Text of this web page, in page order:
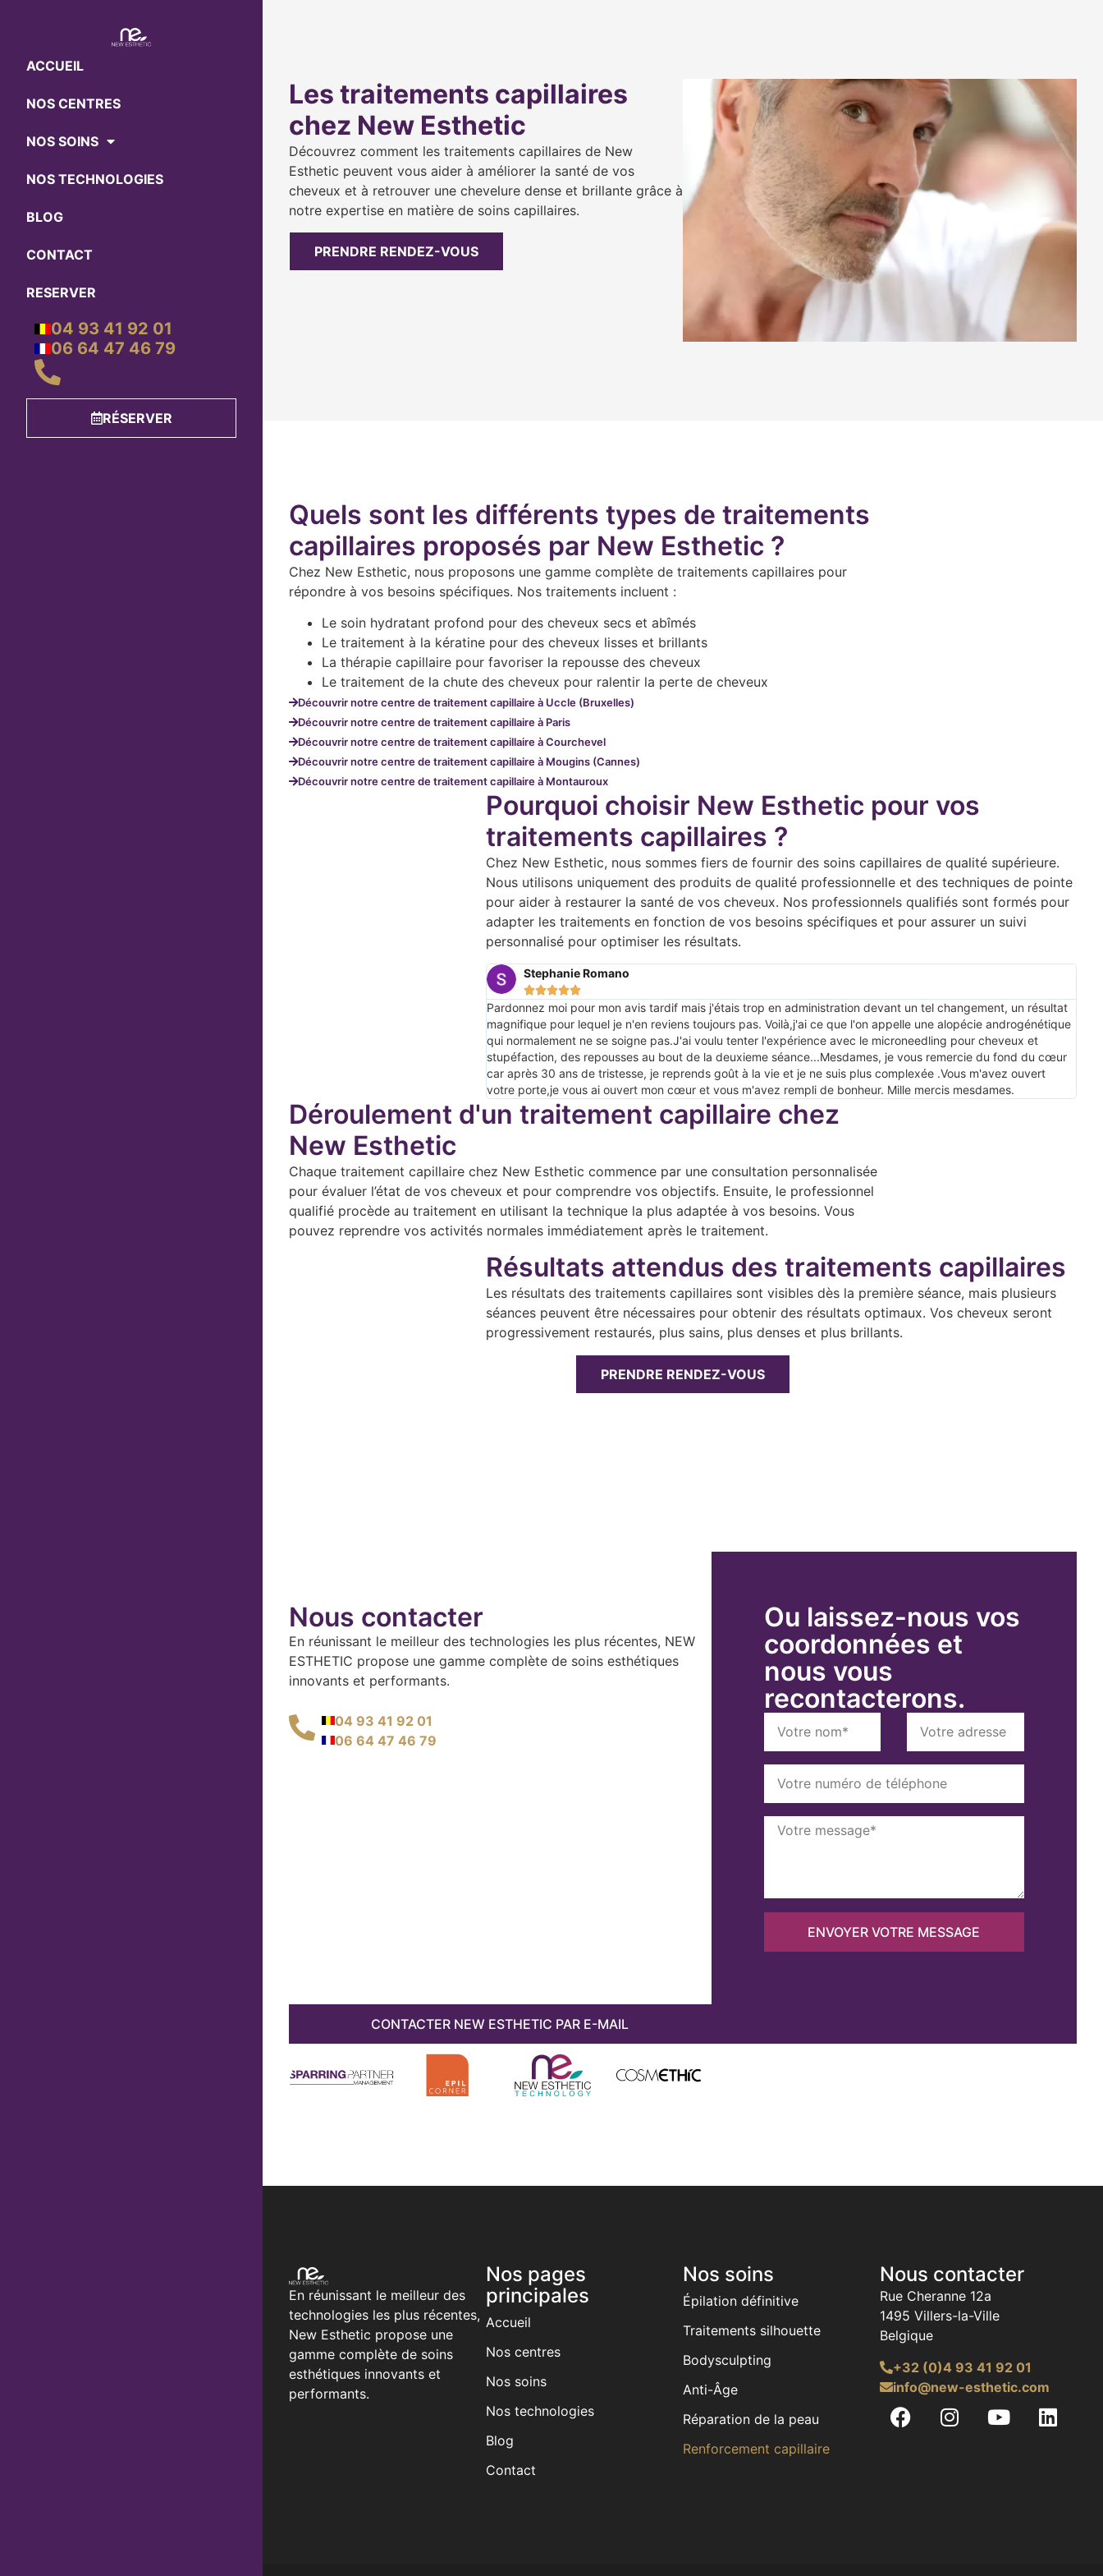
ACCUEIL
NOS CENTRES
NOS SOINS
NOS TECHNOLOGIES
BLOG
CONTACT
RESERVER
04 93 41 92 01
06 64 47 46 79
RÉSERVER
Les traitements capillaires
chez New Esthetic
Découvrez comment les traitements capillaires de New
Esthetic peuvent vous aider à améliorer la santé de vos
cheveux et à retrouver une chevelure dense et brillante grâce à
notre expertise en matière de soins capillaires.
PRENDRE RENDEZ-VOUS
Quels sont les différents types de traitements
capillaires proposés par New Esthetic ?
Chez New Esthetic, nous proposons une gamme complète de traitements capillaires pour
répondre à vos besoins spécifiques. Nos traitements incluent :
Le soin hydratant profond pour des cheveux secs et abîmés
Le traitement à la kératine pour des cheveux lisses et brillants
La thérapie capillaire pour favoriser la repousse des cheveux
Le traitement de la chute des cheveux pour ralentir la perte de cheveux
Découvrir notre centre de traitement capillaire à Uccle (Bruxelles)
Découvrir notre centre de traitement capillaire à Paris
Découvrir notre centre de traitement capillaire à Courchevel
Découvrir notre centre de traitement capillaire à Mougins (Cannes)
Découvrir notre centre de traitement capillaire à Montauroux
Pourquoi choisir New Esthetic pour vos
traitements capillaires ?
Chez New Esthetic, nous sommes fiers de fournir des soins capillaires de qualité supérieure.
Nous utilisons uniquement des produits de qualité professionnelle et des techniques de pointe
pour aider à restaurer la santé de vos cheveux. Nos professionnels qualifiés sont formés pour
adapter les traitements en fonction de vos besoins spécifiques et pour assurer un suivi
personnalisé pour optimiser les résultats.
Stephanie Romano

Pardonnez moi pour mon avis tardif mais j'étais trop en administration devant un tel changement, un résultat
magnifique pour lequel je n'en reviens toujours pas. Voilà,j'ai ce que l'on appelle une alopécie androgénétique
qui normalement ne se soigne pas.J'ai voulu tenter l'expérience avec le microneedling pour cheveux et
stupéfaction, des repousses au bout de la deuxieme séance...Mesdames, je vous remercie du fond du cœur
car après 30 ans de tristesse, je reprends goût à la vie et je ne suis plus complexée .Vous m'avez ouvert
votre porte,je vous ai ouvert mon cœur et vous m'avez rempli de bonheur. Mille mercis mesdames.
Déroulement d'un traitement capillaire chez
New Esthetic
Chaque traitement capillaire chez New Esthetic commence par une consultation personnalisée
pour évaluer l’état de vos cheveux et pour comprendre vos objectifs. Ensuite, le professionnel
qualifié procède au traitement en utilisant la technique la plus adaptée à vos besoins. Vous
pouvez reprendre vos activités normales immédiatement après le traitement.
Résultats attendus des traitements capillaires
Les résultats des traitements capillaires sont visibles dès la première séance, mais plusieurs
séances peuvent être nécessaires pour obtenir des résultats optimaux. Vos cheveux seront
progressivement restaurés, plus sains, plus denses et plus brillants.
PRENDRE RENDEZ-VOUS
Nous contacter
En réunissant le meilleur des technologies les plus récentes, NEW
ESTHETIC propose une gamme complète de soins esthétiques
innovants et performants.
04 93 41 92 01
06 64 47 46 79
CONTACTER NEW ESTHETIC PAR E-MAIL
Ou laissez-nous vos
coordonnées et
nous vous
recontacterons.
ENVOYER VOTRE MESSAGE
En réunissant le meilleur des
technologies les plus récentes,
New Esthetic propose une
gamme complète de soins
esthétiques innovants et
performants.
Nos pages
principales
Accueil
Nos centres
Nos soins
Nos technologies
Blog
Contact
Nos soins
Épilation définitive
Traitements silhouette
Bodysculpting
Anti-Âge
Réparation de la peau
Renforcement capillaire
Nous contacter
Rue Cheranne 12a
1495 Villers-la-Ville
Belgique
+32 (0)4 93 41 92 01
info@new-esthetic.com